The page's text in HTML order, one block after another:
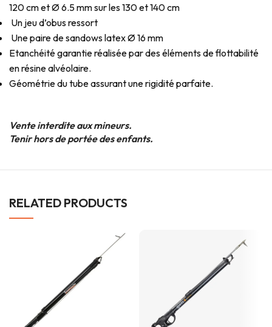
120 cm et Ø 6.5 mm sur les 130 et 140 cm
Un jeu d’obus ressort
Une paire de sandows latex Ø 16 mm
Etanchéité garantie réalisée par des éléments de flottabilité
en résine alvéolaire.
Géométrie du tube assurant une rigidité parfaite.
Vente interdite aux mineurs.
Tenir hors de portée des enfants.
RELATED PRODUCTS